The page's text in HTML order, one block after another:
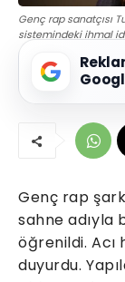
Genç rap sanatçısı
sistemindeki ihmal
Genç rap
sahne adıyla
öğrenildi. Acı
duyurdu.